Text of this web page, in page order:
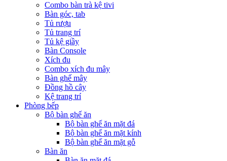
Combo bàn trà kệ tivi
Bàn góc, tab
Tủ rượu
Tủ trang trí
Tủ kệ giầy
Bàn Console
Xích đu
Combo xích đu mây
Bàn ghế mây
Đồng hồ cây
Kệ trang trí
Phòng bếp
Bộ bàn ghế ăn
Bộ bàn ghế ăn mặt đá
Bộ bàn ghế ăn mặt kính
Bộ bàn ghế ăn mặt gỗ
Bàn ăn